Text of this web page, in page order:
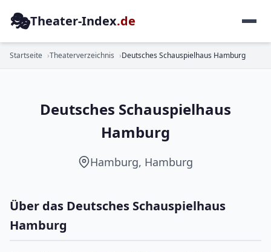
🎭Theater-Index.de
Startseite Theaterverzeichnis Deutsches Schauspielhaus Hamburg
SCHAUSPIEL
Deutsches Schauspielhaus
Hamburg
Hamburg, Hamburg
Über das Deutsches Schauspielhaus
Hamburg